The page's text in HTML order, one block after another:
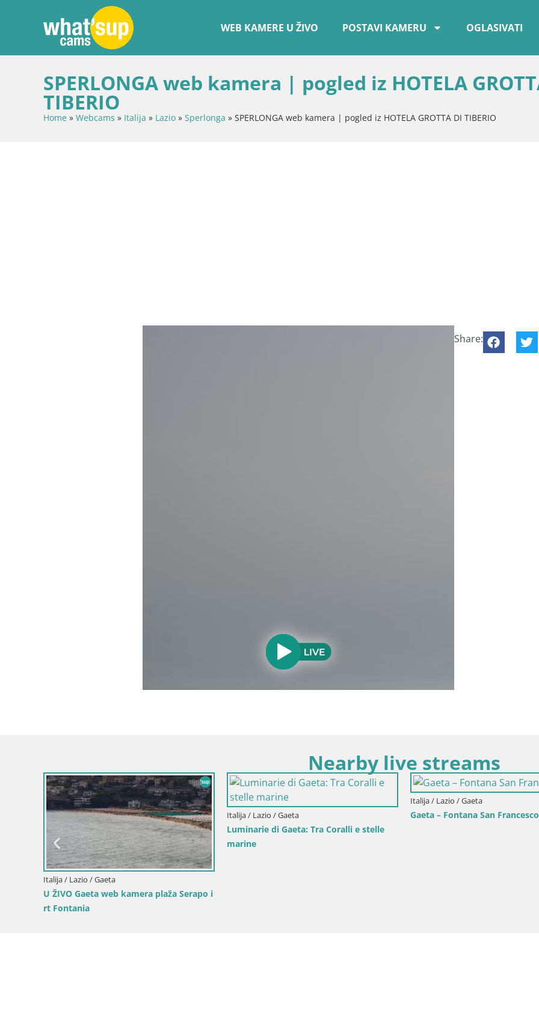
WEB KAMERE U ŽIVO POSTAVI KAMERU OGLASIVATI
SPERLONGA web kamera | pogled iz HOTELA
TIBERIO
Home » Webcams » Italija » Lazio » Sperlonga » SPERLONGA web kamera | pogled iz HOTELA GROTTA DI TIBERIO
Share:
Nearby live streams
Italija / Lazio / Gaeta
U ŽIVO Gaeta web kamera plaža Serapo i
rt Fontania
Italija / Lazio / Gaeta
Luminarie di Gaeta: Tra Coralli e stelle
marine
Italija / Lazio / Gaeta
Gaeta – Fontana San Francesco